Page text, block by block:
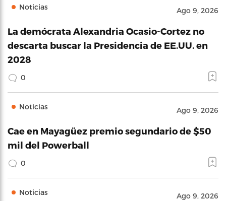
Noticias Ago 9, 2026
La demócrata Alexandria Ocasio-Cortez no
descarta buscar la Presidencia de EE.UU. en
2028
0
Noticias Ago 9, 2026
Cae en Mayagüez premio segundario de $50
mil del Powerball
0
Noticias Ago 9, 2026